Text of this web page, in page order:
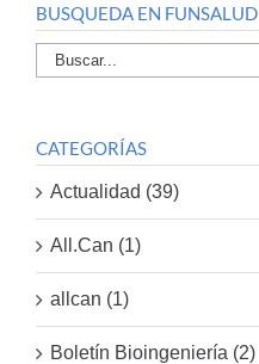
BUSQUEDA EN FUNSALUD
Buscar
por:
CATEGORÍAS
Actualidad (39)
All.Can (1)
allcan (1)
Boletín Bioingeniería (2)